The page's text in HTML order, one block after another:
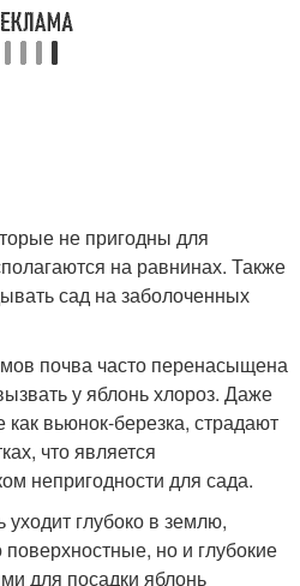
не пригодны для
на равнинах. Также
сад на заболоченных
почва часто перенасыщена
у яблонь хлороз. Даже
как вьюнок-березка, страдают
что является
непригодности для сада.
глубоко в землю,
но и глубокие
для посадки яблонь